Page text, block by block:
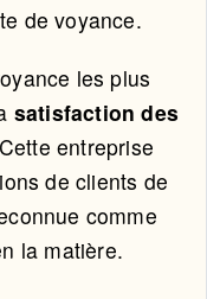
de voyance.
les plus
satisfaction des
entreprise
de clients de
comme
la matière.